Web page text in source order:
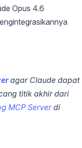
Opus 4.6
agar Claude dapat
titik akhir dari
MCP Serverdi